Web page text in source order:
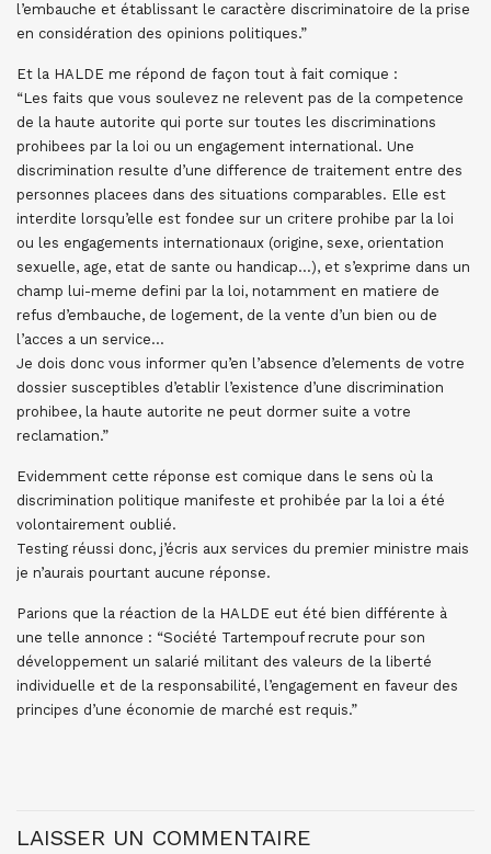
l’embauche et établissant le caractère discriminatoire de la prise
en considération des opinions politiques.”
Et la HALDE me répond de façon tout à fait comique :
“Les faits que vous soulevez ne relevent pas de la competence
de la haute autorite qui porte sur toutes les discriminations
prohibees par la loi ou un engagement international. Une
discrimination resulte d’une difference de traitement entre des
personnes placees dans des situations comparables. Elle est
interdite lorsqu’elle est fondee sur un critere prohibe par la loi
ou les engagements internationaux (origine, sexe, orientation
sexuelle, age, etat de sante ou handicap…), et s’exprime dans un
champ lui-meme defini par la loi, notamment en matiere de
refus d’embauche, de logement, de la vente d’un bien ou de
l’acces a un service…
Je dois donc vous informer qu’en l’absence d’elements de votre
dossier susceptibles d’etablir l’existence d’une discrimination
prohibee, la haute autorite ne peut dormer suite a votre
reclamation.”
Evidemment cette réponse est comique dans le sens où la
discrimination politique manifeste et prohibée par la loi a été
volontairement oublié.
Testing réussi donc, j’écris aux services du premier ministre mais
je n’aurais pourtant aucune réponse.
Parions que la réaction de la HALDE eut été bien différente à
une telle annonce : “Société Tartempouf recrute pour son
développement un salarié militant des valeurs de la liberté
individuelle et de la responsabilité, l’engagement en faveur des
principes d’une économie de marché est requis.”
LAISSER UN COMMENTAIRE